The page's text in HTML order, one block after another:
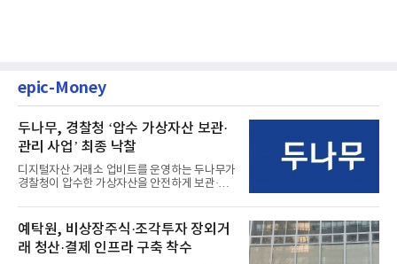
epic-Money
두나무, 경찰청 ‘압수 가상자산 보관·
관리 사업’ 최종 낙찰
디지털자산 거래소 업비트를 운영하는 두나무가
경찰청이 압수한 가상자산을 안전하게 보관·관
예탁원, 비상장주식·조각투자 장외거
래 청산·결제 인프라 구축 착수